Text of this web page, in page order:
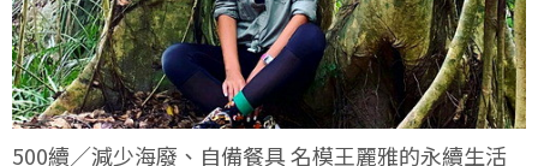
500續／減少海廢、自備餐具 名模王麗雅的永續生活